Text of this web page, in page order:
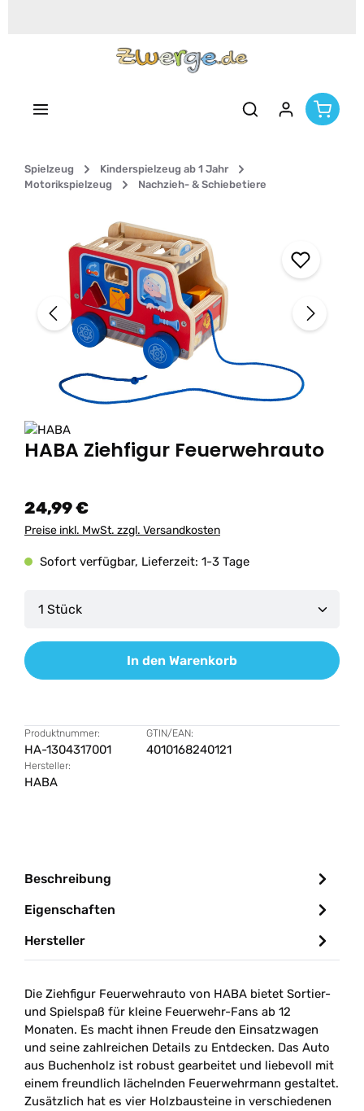
Spielzeug
Kinderspielzeug ab 1 Jahr
Motorikspielzeug
Nachzieh- & Schiebetiere
Bildergalerie überspringen
HABA Ziehfigur Feuerwehrauto
24,99 €
Preise inkl. MwSt. zzgl. Versandkosten
Sofort verfügbar, Lieferzeit: 1-3 Tage
Produkt Anzahl: Gib den gewünschten Wert
In den Warenkorb
Produktnummer:
HA-1304317001
GTIN/EAN:
4010168240121
Hersteller:
HABA
Beschreibung
Eigenschaften
Hersteller
Die Ziehfigur Feuerwehrauto von HABA bietet Sortier-
und Spielspaß für kleine Feuerwehr-Fans ab 12
Monaten. Es macht ihnen Freude den Einsatzwagen
und seine zahlreichen Details zu Entdecken. Das Auto
aus Buchenholz ist robust gearbeitet und liebevoll mit
einem freundlich lächelnden Feuerwehrmann gestaltet.
Zusätzlich hat es vier Holzbausteine in verschiedenen